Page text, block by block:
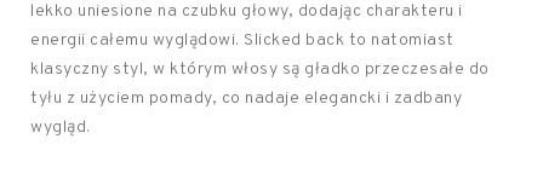
lekko uniesione na czubku głowy, dodając charakteru i
energii całemu wyglądowi. Slicked back to natomiast
klasyczny styl, w którym włosy są gładko przeczesałe do
tyłu z użyciem pomady, co nadaje elegancki i zadbany
wygląd.